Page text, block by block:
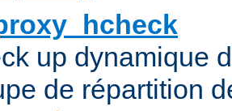
up dynamique
de répartition